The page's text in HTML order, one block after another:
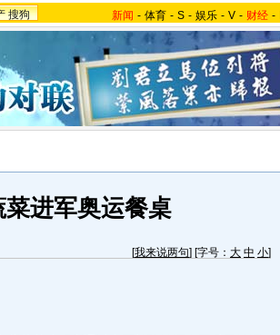
搜狗 新闻 - 体育 - S - 娱乐 - V - 财经 -
进军奥运餐桌
[我来说两句] [字号： 大 中 小]